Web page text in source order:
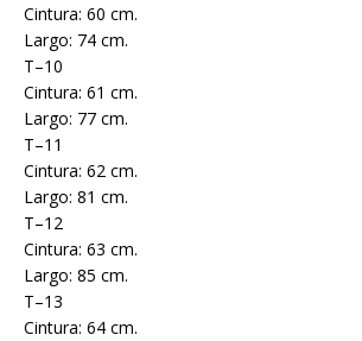
Cintura: 60 cm.
Largo: 74 cm.
T–10
Cintura: 61 cm.
Largo: 77 cm.
T–11
Cintura: 62 cm.
Largo: 81 cm.
T–12
Cintura: 63 cm.
Largo: 85 cm.
T–13
Cintura: 64 cm.